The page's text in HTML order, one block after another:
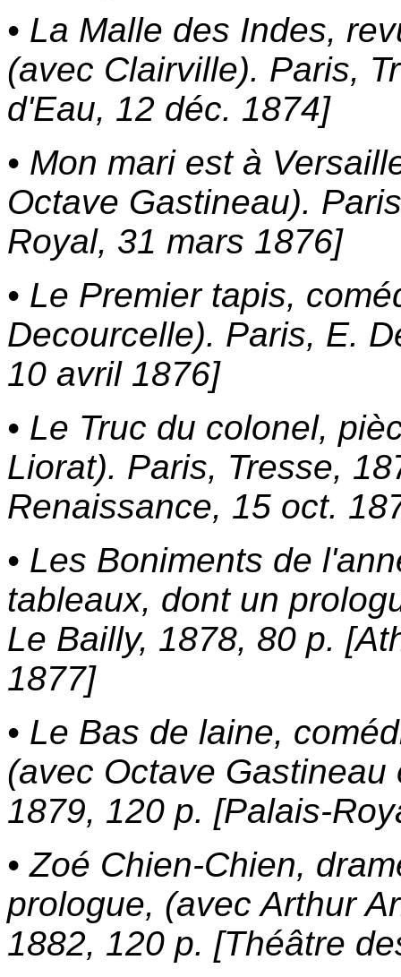
• La Malle des Indes,
(avec Clairville). Paris,
d'Eau, 12 déc. 1874]
• Mon mari est à
Octave Gastineau).
Royal, 31 mars 1876]
• Le Premier tapis,
Decourcelle). Paris, E.
10 avril 1876]
• Le Truc du colonel,
Liorat). Paris, Tresse,
Renaissance, 15 oct.
• Les Boniments de
tableaux, dont un
Le Bailly, 1878, 80 p.
1877]
• Le Bas de laine,
(avec Octave
1879, 120 p. [Palais-
• Zoé Chien-Chien,
prologue, (avec Arthur
1882, 120 p. [Théâtre